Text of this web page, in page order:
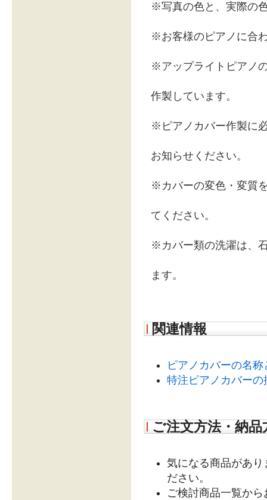
※写真の色と、実際の
※お客様のピアノに合
※アップライトピアノ
作製しています。
※ピアノカバー作製に
お知らせください。
※カバーの変色・変質
てください。
※カバー類の洗濯は、
ます。
関連情報
ピアノカバーの名称
特注ピアノカバーの
ご注文方法・納品
気になる商品があ
ださい。
ご検討商品一覧か